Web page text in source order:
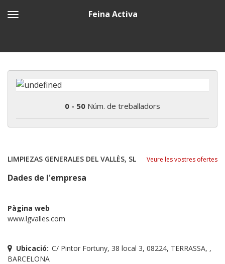
Feina Activa
0 - 50 Núm. de treballadors
LIMPIEZAS GENERALES DEL VALLÈS, SL Veure les vostres ofertes
Dades de l'empresa
Pàgina web
www.lgvalles.com
Ubicació: C/ Pintor Fortuny, 38 local 3, 08224, TERRASSA, ,
BARCELONA